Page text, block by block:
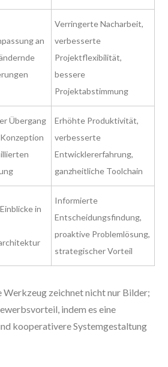
an
Verringerte Nacharbeit,
verbesserte
Projektflexibilität,
bessere
Projektabstimmung
Übergang
Erhöhte Produktivität,
verbesserte
Entwicklererfahrung,
ganzheitliche Toolchain
in
Informierte
Entscheidungsfindung,
proaktive Problemlösung,
strategischer Vorteil
Werkzeug zeichnet nicht nur Bilder;
indem es eine
kooperativere Systemgestaltung